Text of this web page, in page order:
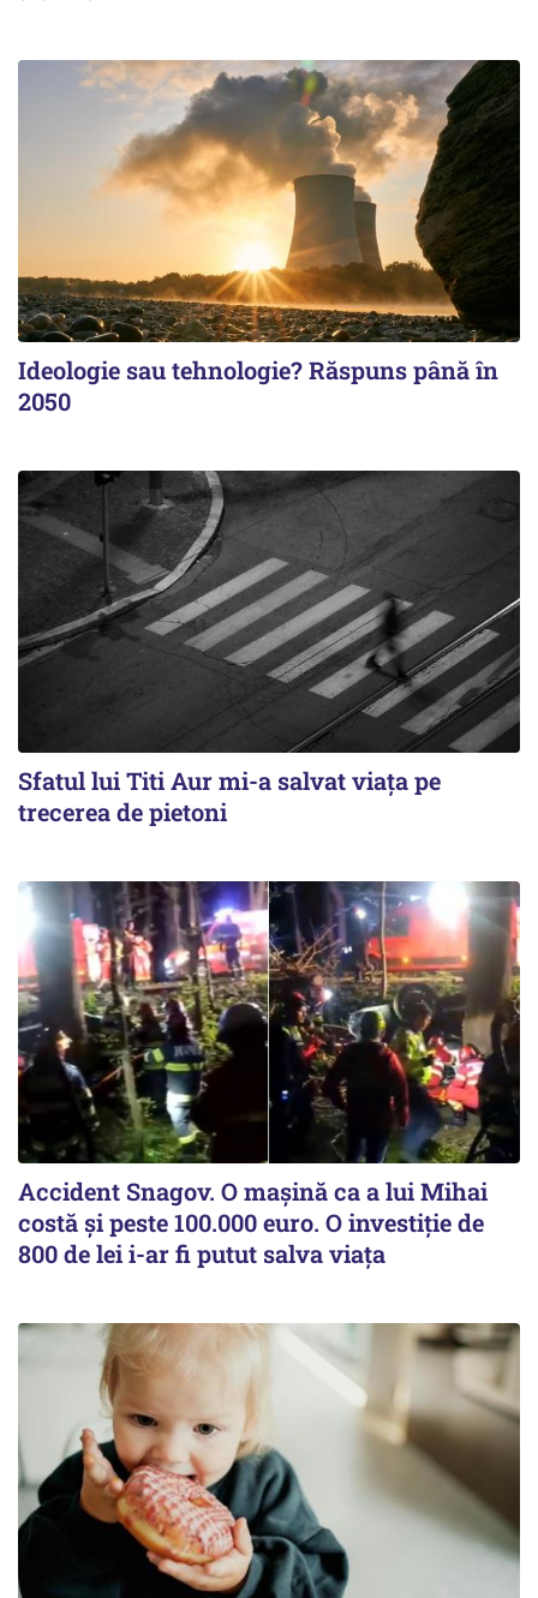
Ideologie sau tehnologie? Răspuns până în
2050
Sfatul lui Titi Aur mi-a salvat viaţa pe
trecerea de pietoni
Accident Snagov. O mașină ca a lui Mihai
costă și peste 100.000 euro. O investiție de
800 de lei i-ar fi putut salva viața